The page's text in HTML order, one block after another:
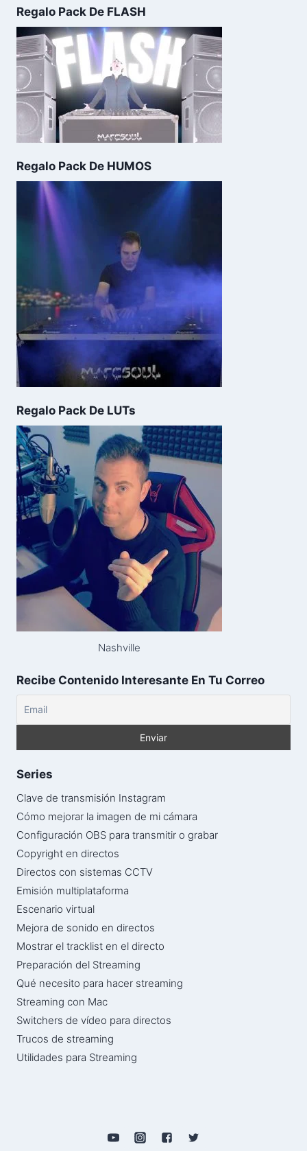
Regalo Pack De FLASH
Regalo Pack De HUMOS
Regalo Pack De LUTs
Nashville
Recibe Contenido Interesante En Tu Correo
Series
Clave de transmisión Instagram
Cómo mejorar la imagen de mi cámara
Configuración OBS para transmitir o grabar
Copyright en directos
Directos con sistemas CCTV
Emisión multiplataforma
Escenario virtual
Mejora de sonido en directos
Mostrar el tracklist en el directo
Preparación del Streaming
Qué necesito para hacer streaming
Streaming con Mac
Switchers de vídeo para directos
Trucos de streaming
Utilidades para Streaming